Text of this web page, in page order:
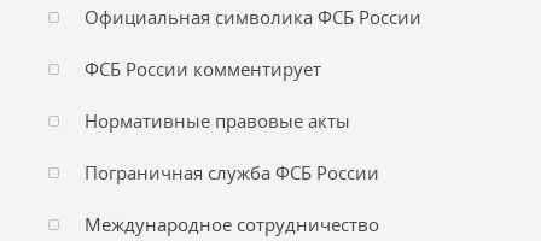
Официальная символика ФСБ России
ФСБ России комментирует
Нормативные правовые акты
Пограничная служба ФСБ России
Международное сотрудничество